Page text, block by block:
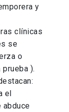
y
clínicas
se
o
).
el
abduce